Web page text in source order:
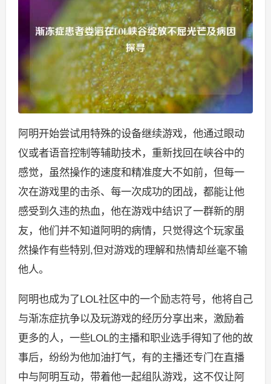
阿明开始尝试用特殊的设备继续游戏，他通过眼动
仪或者语音控制等辅助技术，重新找回在峡谷中的
感觉，虽然操作的速度和精准度大不如前，但每一
次在游戏里的击杀、每一次成功的团战，都能让他
感受到久违的热血，他在游戏中结识了一群新的朋
友，他们并不知道阿明的病情，只觉得这个玩家虽
然操作有些特别,但对游戏的理解和热情却丝毫不输
他人。
阿明也成为了LOL社区中的一个励志符号，他将自己
与渐冻症抗争以及玩游戏的经历分享出来，激励着
更多的人，一些LOL的主播和职业选手得知了他的故
事后，纷纷为他加油打气，有的主播还专门在直播
中与阿明互动，带着他一起组队游戏，这不仅让阿